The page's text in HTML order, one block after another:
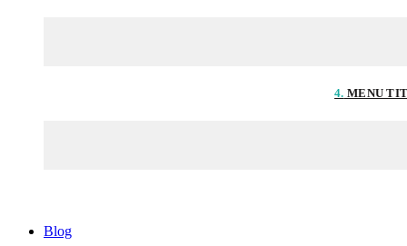
4. MENU
Blog